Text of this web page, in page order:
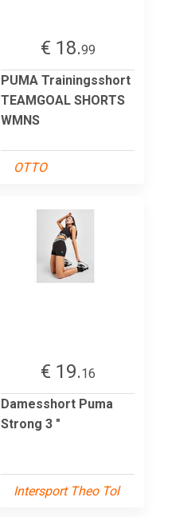
€ 18.99
PUMA Trainingsshort
TEAMGOAL SHORTS
WMNS
OTTO
€ 19.16
Damesshort Puma
Strong 3 "
Intersport Theo Tol